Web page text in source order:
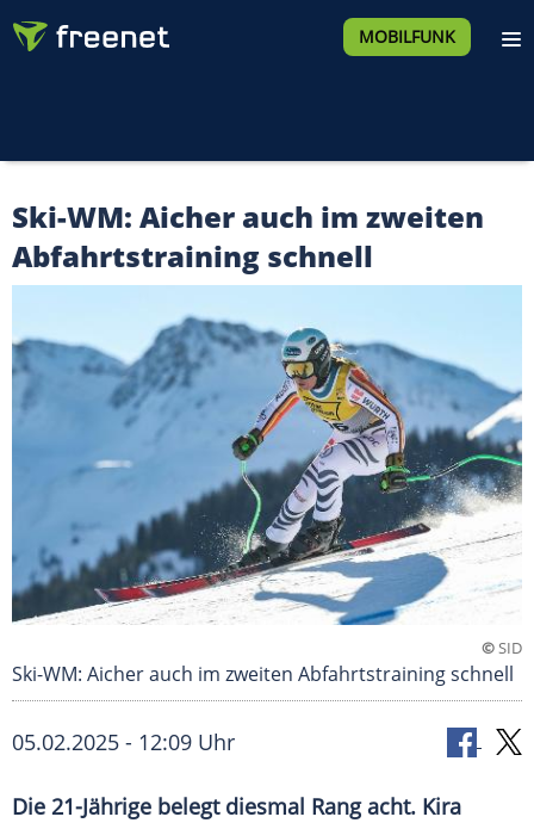
MOBILFUNK
Ski-WM: Aicher auch im zweiten
Abfahrtstraining schnell
©SID
Ski-WM: Aicher auch im zweiten Abfahrtstraining schnell
05.02.2025 - 12:09 Uhr
Die 21-Jährige belegt diesmal Rang acht. Kira